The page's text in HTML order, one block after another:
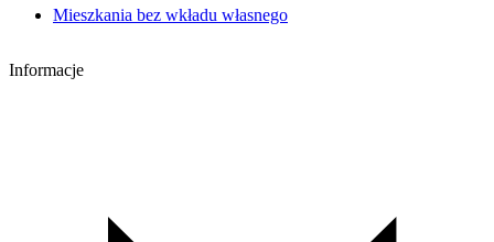
Mieszkania bez wkładu własnego
Informacje